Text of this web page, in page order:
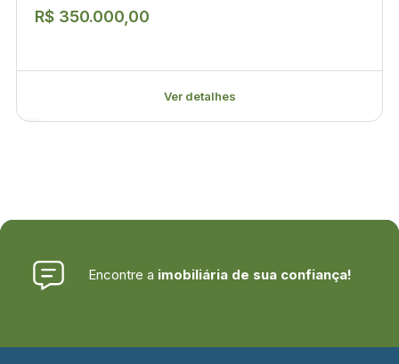
R$ 350.000,00
Ver detalhes
Encontre a imobiliária de sua confiança!